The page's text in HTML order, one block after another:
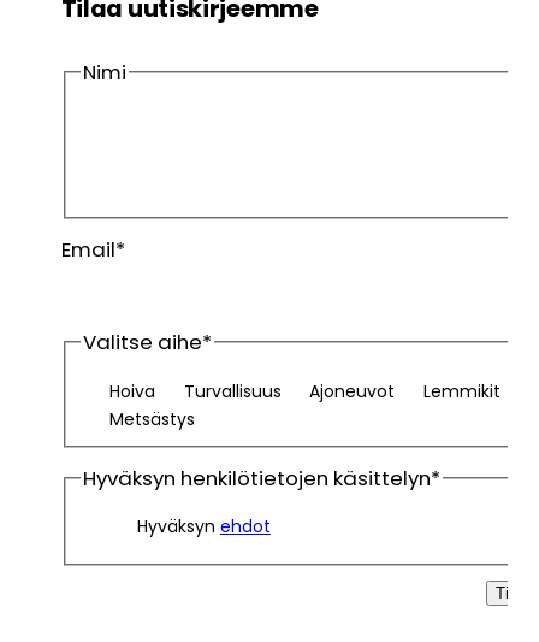
Tilaa uutiskirjeemme
Nimi
Sukunimi
Email*
Valitse aihe*
Hoiva Turvallisuus Ajoneuvot
Lemmikit
Metsästys
Hyväksyn henkilötietojen käsittelyn*
Hyväksyn ehdot
Tilaa